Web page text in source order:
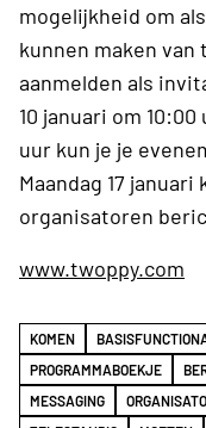
mogelijkheid om
kunnen maken van
aanmelden als
10 januari om
uur kun je je
Maandag 17
organisatoren
www.twoppy.com
KOMEN
PROGRAMMABOEKJE
MESSAGING